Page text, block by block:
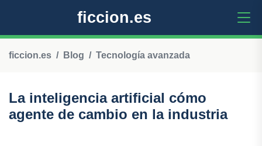
ficcion.es
ficcion.es Blog Tecnología avanzada
La inteligencia artificial cómo
agente de cambio en la industria